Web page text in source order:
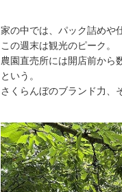
家の中では、パック詰めや
この週末は観光のピーク。
農園直売所には開店前から
という。
さくらんぼのブランド力、